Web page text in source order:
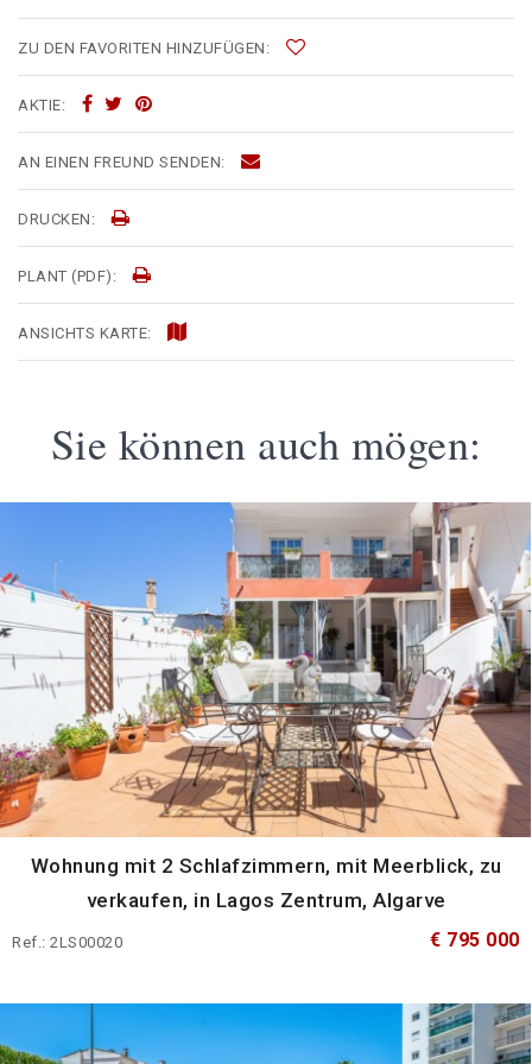
ZU DEN FAVORITEN HINZUFÜGEN:
AKTIE:
AN EINEN FREUND SENDEN:
DRUCKEN:
PLANT (PDF):
ANSICHTS KARTE:
Sie können auch mögen:
Wohnung mit 2 Schlafzimmern, mit Meerblick, zu
verkaufen, in Lagos Zentrum, Algarve
Ref.: 2LS00020 € 795 000